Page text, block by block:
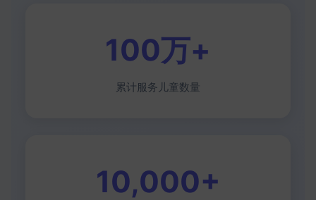
100万+
累计服务儿童数量
10,000+